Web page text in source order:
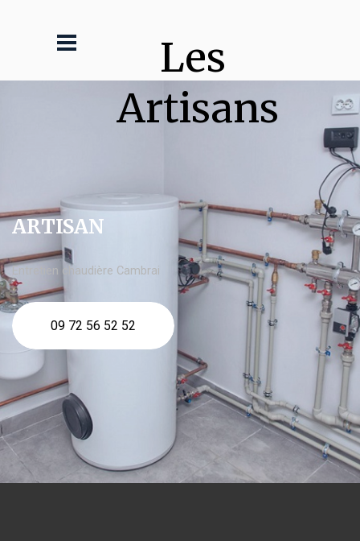
Les
Artisans
ARTISAN
Entretien chaudière Cambrai
09 72 56 52 52